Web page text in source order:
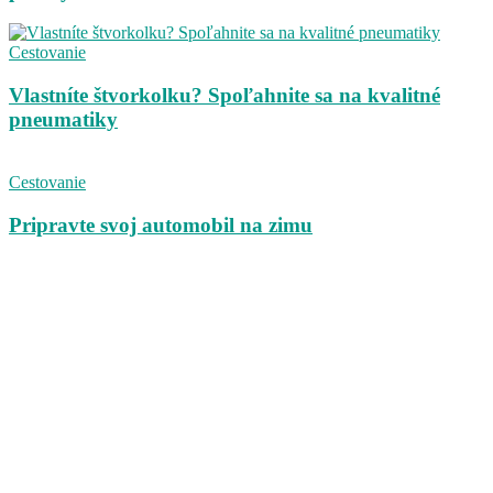
Cestovanie
Vlastníte štvorkolku? Spoľahnite sa na kvalitné
pneumatiky
Cestovanie
Pripravte svoj automobil na zimu